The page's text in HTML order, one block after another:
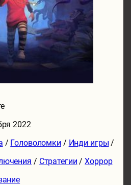
2022
/ Головоломки / Инди игры /
/ Стратегии /Хоррор